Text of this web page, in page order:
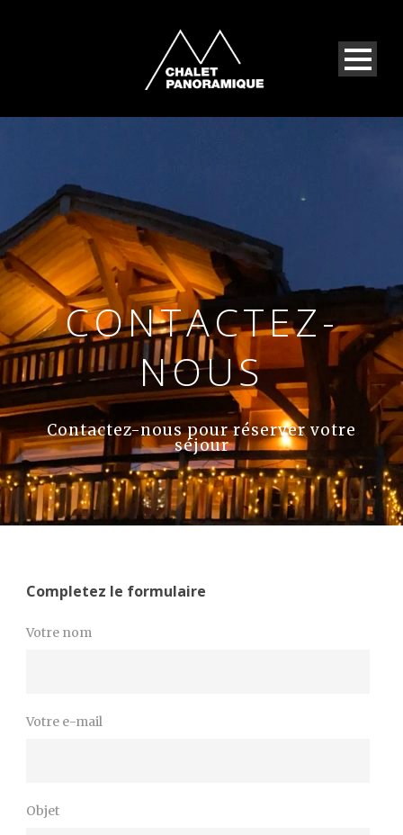
CONTACTEZ-
NOUS
Contactez-nous pour réserver votre
séjour
Completez le formulaire
Votre nom
Votre e-mail
Objet